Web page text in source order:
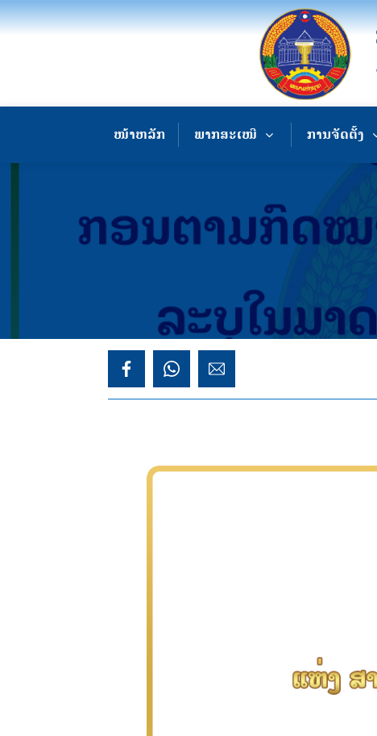
ໜ້າຫລັກ ພາກສະເໜີ ການຈັດຕັ້ງ